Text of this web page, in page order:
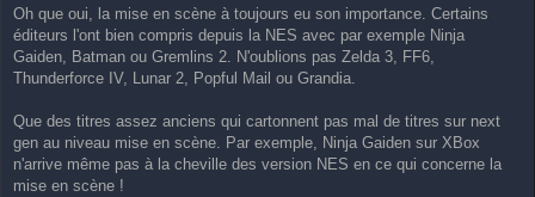
Oh que oui, la mise en scène à toujours eu son importance. Certains
éditeurs l'ont bien compris depuis la NES avec par exemple Ninja
Gaiden, Batman ou Gremlins 2. N'oublions pas Zelda 3, FF6,
Thunderforce IV, Lunar 2, Popful Mail ou Grandia.
Que des titres assez anciens qui cartonnent pas mal de titres sur next
gen au niveau mise en scène. Par exemple, Ninja Gaiden sur XBox
n'arrive même pas à la cheville des version NES en ce qui concerne la
mise en scène !